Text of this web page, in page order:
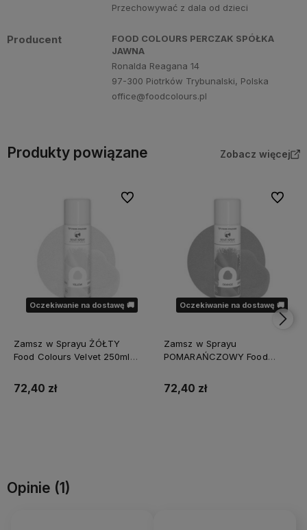
Przechowywać z dala od dzieci
Producent
FOOD COLOURS PERCZAK SPÓŁKA
JAWNA
Ronalda Reagana 14
97-300 Piotrków Trybunalski, Polska
office@foodcolours.pl
Produkty powiązane Zobacz więcej
Oczekiwanie na dostawę 🚚
Zamsz w Sprayu ŻÓŁTY
Food Colours Velvet 250ml
72,40 zł
Do ulubionych
Oczekiwanie na dostawę 🚚
Zamsz w Sprayu
POMARAŃCZOWY Food
XL
72,40 zł
Do
Opinie (1)